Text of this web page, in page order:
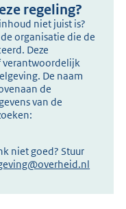
regeling?
niet juist is?
organisatie die de
Deze
verantwoordelijk
De naam
de
van de
niet goed? Stuur